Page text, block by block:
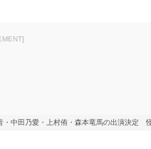
・中田乃愛・上村侑・森本竜馬の出演決定